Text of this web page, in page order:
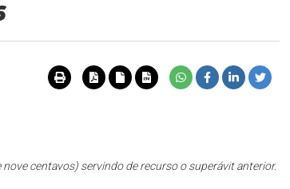
centavos) servindo de recurso o superávit anterior.